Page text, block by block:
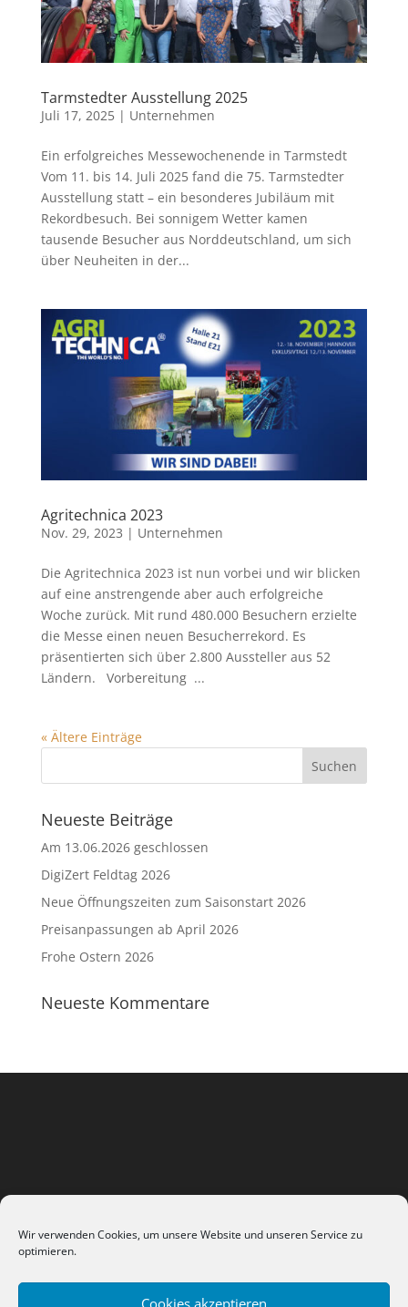
Wir verwenden Cookies, um unsere Website und unseren Service zu
optimieren.
Cookies akzeptieren
Tarmstedter Ausstellung 2025
Juli 17, 2025| Unternehmen
Ein erfolgreiches Messewochenende in Tarmstedt
Vom 11. bis 14. Juli 2025 fand die 75. Tarmstedter
Ausstellung statt – ein besonderes Jubiläum mit
Rekordbesuch. Bei sonnigem Wetter kamen
tausende Besucher aus Norddeutschland, um sich
über Neuheiten in der...
Agritechnica 2023
Nov. 29, 2023 | Unternehmen
Die Agritechnica 2023 ist nun vorbei und wir blicken
auf eine anstrengende aber auch erfolgreiche
Woche zurück. Mit rund 480.000 Besuchern erzielte
die Messe einen neuen Besucherrekord. Es
präsentierten sich über 2.800 Aussteller aus 52
Ländern. Vorbereitung ...
« Ältere Einträge
Neueste Beiträge
Am 13.06.2026 geschlossen
DigiZert Feldtag 2026
Neue Öffnungszeiten zum Saisonstart 2026
Preisanpassungen ab April 2026
Frohe Ostern 2026
Neueste Kommentare